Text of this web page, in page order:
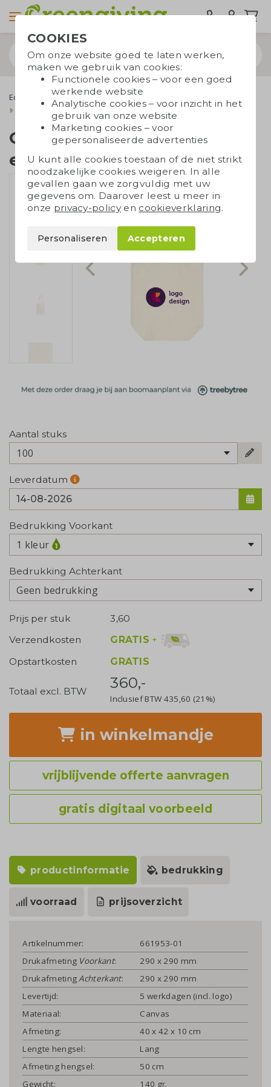
Eco tassen Draagtassen
Canvas tassen
Canvas shopper klein ecru
Canvas shopper klein
ecru
Aantal stuks
100
Leverdatum
Bedrukking Voorkant
1 kleur
Bedrukking Achterkant
Geen bedrukking
Prijs per stuk
3,60
Verzendkosten
GRATIS +
Opstartkosten
GRATIS
Totaal excl. BTW 360,-
Inclusief BTW 435,60 (21%)
in winkelmandje
vrijblijvende offerte aanvragen
gratis digitaal voorbeeld
productinformatie bedrukking
voorraad prijsoverzicht
Artikelnummer:
661953-01
Drukafmeting Voorkant:
290 x 290 mm
Drukafmeting Achterkant:
290 x 290 mm
Levertijd:
5 werkdagen (incl. logo)
Materiaal:
Canvas
Afmeting:
40 x 42 x 10 cm
Lengte hengsel:
Lang
Afmeting hengsel:
50 cm
Gewicht:
140 gr.
COOKIES
Om onze website goed te laten werken,
maken we gebruik van cookies:
Functionele cookies – voor een goed
werkende website
Analytische cookies – voor inzicht in het
gebruik van onze website
Marketing cookies – voor
gepersonaliseerde advertenties
U kunt alle cookies toestaan of de niet strikt
noodzakelijke cookies weigeren. In alle
gevallen gaan we zorgvuldig met uw
gegevens om. Daarover leest u meer in
onze privacy-policyen cookieverklaring.
Personaliseren Accepteren